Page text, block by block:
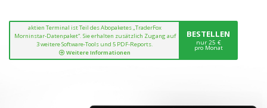
aktien Terminal ist Teil des Abopaketes „TraderFox
Morninstar-Datenpaket“. Sie erhalten zusätzlich Zugang auf
3 weitere Software-Tools und 5 PDF-Reports.
Weitere Informationen
BESTELLEN
nur 25 €
pro Monat